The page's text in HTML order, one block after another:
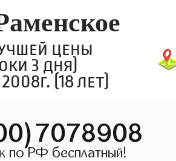
цены
3 дня)
(18 лет)
по РФ бесплатный!